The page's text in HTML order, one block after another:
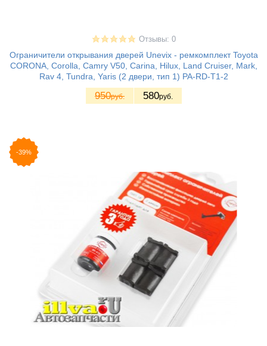
Отзывы: 0
Ограничители открывания дверей Unevix - ремкомплект Toyota
CORONA, Corolla, Camry V50, Carina, Hilux, Land Cruiser, Mark,
Rav 4, Tundra, Yaris (2 двери, тип 1) PA-RD-T1-2
950руб. 580руб.
-39%